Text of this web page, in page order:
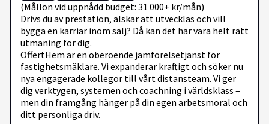
(Mållön vid uppnådd budget: 31 000+ kr/mån)
Drivs du av prestation, älskar att utvecklas och vill
bygga en karriär inom sälj? Då kan det här vara helt rätt
utmaning för dig.
OffertHem är en oberoende jämförelsetjänst för
fastighetsmäklare. Vi expanderar kraftigt och söker nu
nya engagerade kollegor till vårt distansteam. Vi ger
dig verktygen, systemen och coachning i världsklass –
men din framgång hänger på din egen arbetsmoral och
ditt personliga driv.